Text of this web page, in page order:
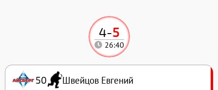
4-5
26:40
50 Швейцов Евгений